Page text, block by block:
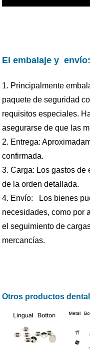
El embalaje yenvío:
1. Principalmente
paquete de seguridad
requisitos especiales.
asegurarse de que las
2. Entrega:
confirmada.
3. Carga: Los gastos de
de la orden detallada.
4. Envío:
Los bienes
necesidades, como por
el seguimiento de
mercancías.
Otros productos